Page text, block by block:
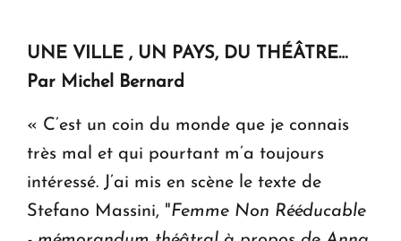
UNE VILLE , UN PAYS, DU THÉÂTRE…
Par Michel Bernard
« C’est un coin du monde que je connais
très mal et qui pourtant m’a toujours
intéressé. J’ai mis en scène le texte de
Stefano Massini, "Femme Non Rééducable